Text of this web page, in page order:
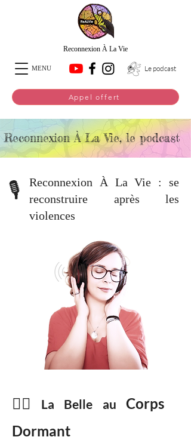
Reconnexion À La Vie
MENU Le podcast
Appel offert
Reconnexion À La Vie, le podcast
🎙️
Reconnexion À La Vie : se
reconstruire après les
violences
⛓️‍💥 La Belle au Corps
Dormant